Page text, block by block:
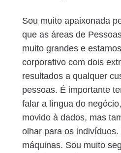
Sou muito apaixonada
que as áreas de
muito grandes e
corporativo com dois
resultados a qualquer
pessoas. É importante
falar a língua do
movido à dados, mas
olhar para os
máquinas. Sou muito